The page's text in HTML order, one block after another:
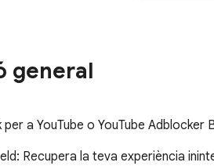
general
per a YouTube o YouTube
Recupera la teva experiència